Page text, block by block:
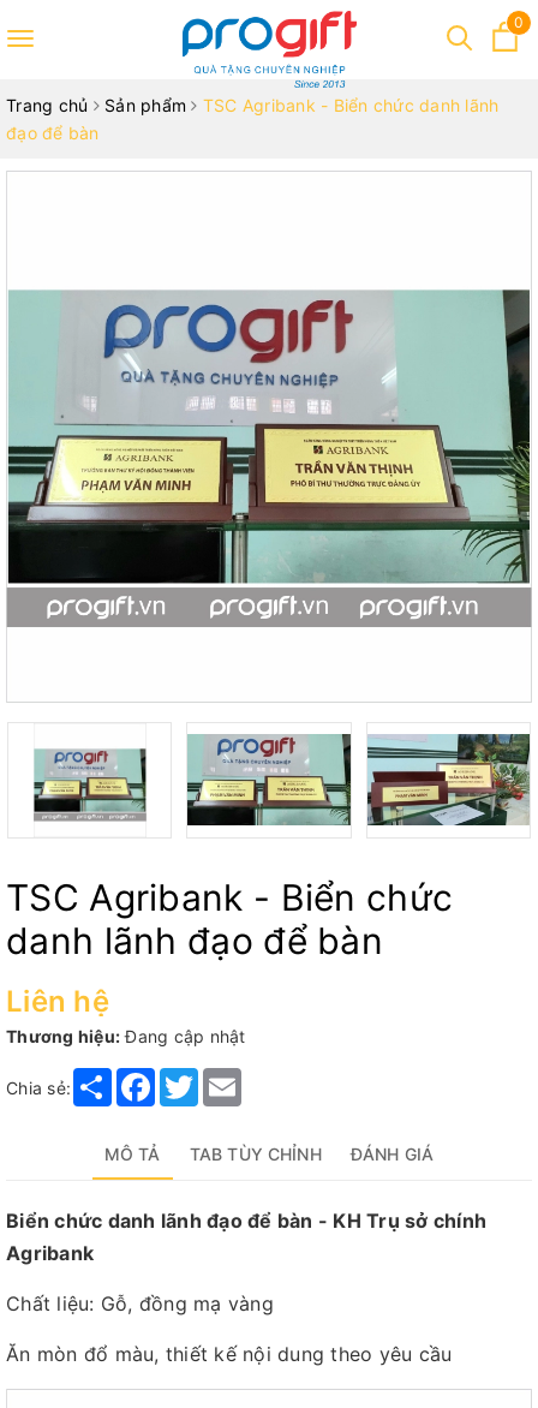
Toggle
0
Trang chủ Sản phẩm
TSC Agribank - Biển chức danh lãnh
đạo để bàn
TSC Agribank - Biển chức
danh lãnh đạo để bàn
Liên hệ
Thương hiệu: Đang cập nhật
Chia sẻ: Share Facebook
Twitter
MÔ TẢ TAB TÙY CHỈNH ĐÁNH GIÁ
Biển chức danh lãnh đạo để bàn - KH Trụ sở chính
Agribank
Chất liệu: Gỗ, đồng mạ vàng
Ăn mòn đổ màu, thiết kế nội dung theo yêu cầu